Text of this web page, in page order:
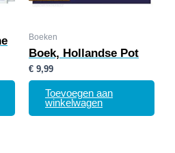
Boeken
Boek, Hollandse Pot
€ 9,99
Toevoegen aan
winkelwagen